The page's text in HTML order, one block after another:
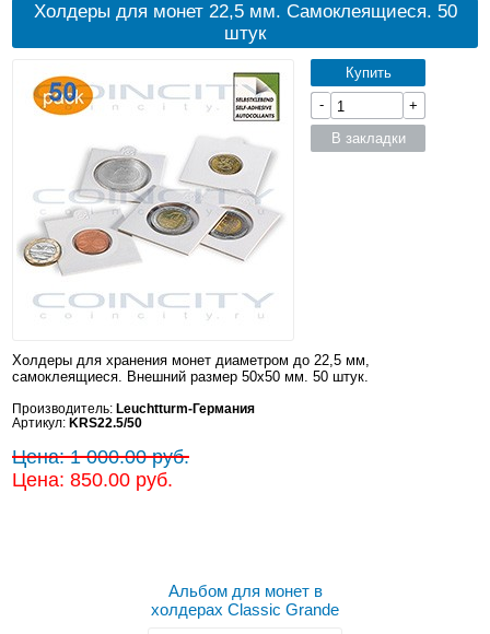
Холдеры для монет 22,5 мм. Самоклеящиеся. 50
штук
Холдеры для хранения монет диаметром до 22,5 мм,
самоклеящиеся. Внешний размер 50x50 мм. 50 штук.
Производитель: Leuchtturm-Германия
Артикул: KRS22.5/50
Цена: 1 000.00 руб.
Цена: 850.00 руб.
Купить
-
+
В закладки
Альбом для монет в
холдерах Classic Grande